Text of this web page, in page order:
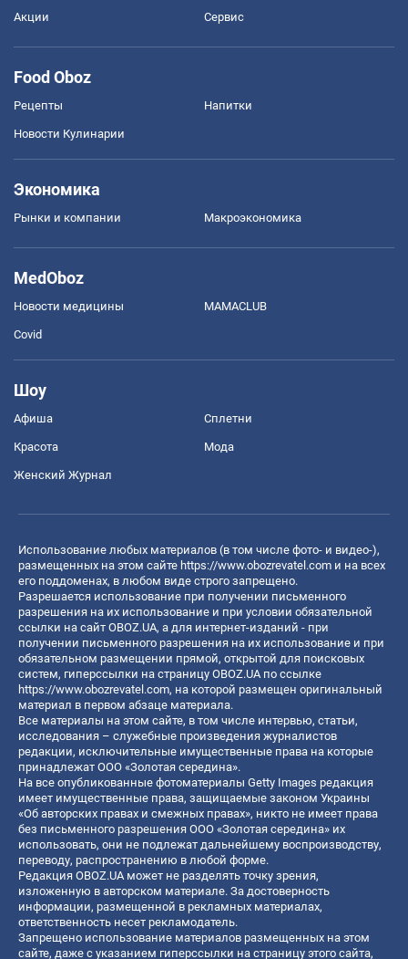
Акции Сервис
Food Oboz
Рецепты Напитки
Новости Кулинарии
Экономика
Рынки и компании Mакроэкономика
MedOboz
Новости медицины MAMACLUB
Covid
Шоу
Афиша Сплетни
Красота Мода
Женский Журнал
Использование любых материалов (в том числе фото- и видео-),
размещенных на этом сайте https://www.obozrevatel.com и на всех
его поддоменах, в любом виде строго запрещено.
Разрешается использование при получении письменного
разрешения на их использование и при условии обязательной
ссылки на сайт OBOZ.UA, а для интернет-изданий - при
получении письменного разрешения на их использование и при
обязательном размещении прямой, открытой для поисковых
систем, гиперссылки на страницу OBOZ.UA по ссылке
https://www.obozrevatel.com, на которой размещен оригинальный
материал в первом абзаце материала.
Все материалы на этом сайте, в том числе интервью, статьи,
исследования – служебные произведения журналистов
редакции, исключительные имущественные права на которые
принадлежат ООО «Золотая середина».
На все опубликованные фотоматериалы Getty Images редакция
имеет имущественные права, защищаемые законом Украины
«Об авторских правах и смежных правах», никто не имеет права
без письменного разрешения ООО «Золотая середина» их
использовать, они не подлежат дальнейшему воспроизводству,
переводу, распространению в любой форме.
Редакция OBOZ.UA может не разделять точку зрения,
изложенную в авторском материале. За достоверность
информации, размещенной в рекламных материалах,
ответственность несет рекламодатель.
Запрещено использование материалов размещенных на этом
сайте, даже с указанием гиперссылки на страницу этого сайта,